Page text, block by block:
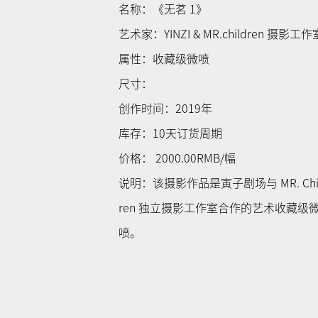
名称：《无茗 1》
艺术家：YINZI & MR.children 摄影工作
属性：收藏级微喷
尺寸：
创作时间：2019年
库存：10天订货周期
价格： 2000.00RMB/幅
说明：该摄影作品是寅子剧场与 MR.
ren 独立摄影工作室合作的艺术收藏级
喷。